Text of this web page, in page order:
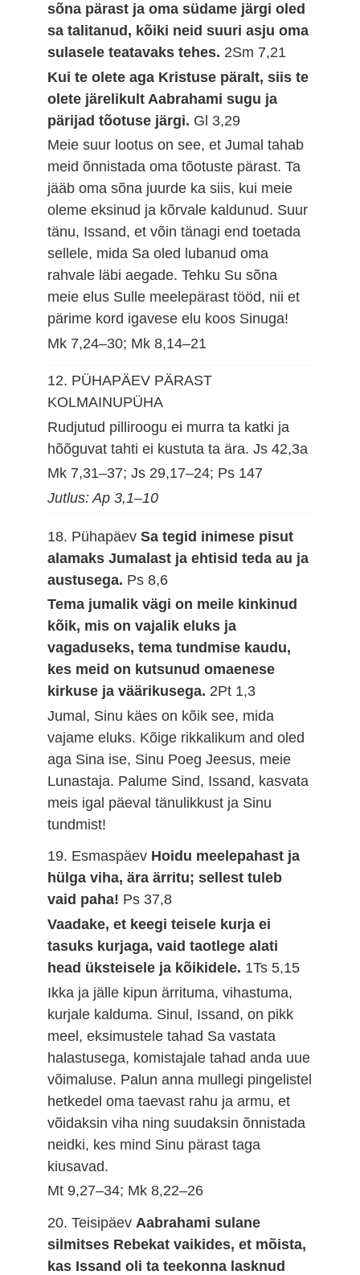
sõna pärast ja oma südame järgi oled
sa talitanud, kõiki neid suuri asju oma
sulasele teatavaks tehes. 2Sm 7,21
Kui te olete aga Kristuse päralt, siis te
olete järelikult Aabrahami sugu ja
pärijad tõotuse järgi. Gl 3,29
Meie suur lootus on see, et Jumal tahab
meid õnnistada oma tõotuste pärast. Ta
jääb oma sõna juurde ka siis, kui meie
oleme eksinud ja kõrvale kaldunud. Suur
tänu, Issand, et võin tänagi end toetada
sellele, mida Sa oled lubanud oma
rahvale läbi aegade. Tehku Su sõna
meie elus Sulle meelepärast tööd, nii et
pärime kord igavese elu koos Sinuga!
Mk 7,24–30; Mk 8,14–21
12. PÜHAPÄEV PÄRAST
KOLMAINUPÜHA
Rudjutud pilliroogu ei murra ta katki ja
hõõguvat tahti ei kustuta ta ära.Js 42,3a
Mk 7,31–37; Js 29,17–24; Ps 147
Jutlus: Ap 3,1–10
18. PühapäevSa tegid inimese pisut
alamaks Jumalast ja ehtisid teda au ja
austusega. Ps 8,6
Tema jumalik vägi on meile kinkinud
kõik, mis on vajalik eluks ja
vagaduseks, tema tundmise kaudu,
kes meid on kutsunud omaenese
kirkuse ja väärikusega. 2Pt 1,3
Jumal, Sinu käes on kõik see, mida
vajame eluks. Kõige rikkalikum and oled
aga Sina ise, Sinu Poeg Jeesus, meie
Lunastaja. Palume Sind, Issand, kasvata
meis igal päeval tänulikkust ja Sinu
tundmist!
19. Esmaspäev Hoidu meelepahast ja
hülga viha, ära ärritu; sellest tuleb
vaid paha! Ps 37,8
Vaadake, et keegi teisele kurja ei
tasuks kurjaga, vaid taotlege alati
head üksteisele ja kõikidele. 1Ts 5,15
Ikka ja jälle kipun ärrituma, vihastuma,
kurjale kalduma. Sinul, Issand, on pikk
meel, eksimustele tahad Sa vastata
halastusega, komistajale tahad anda uue
võimaluse. Palun anna mullegi pingelistel
hetkedel oma taevast rahu ja armu, et
võidaksin viha ning suudaksin õnnistada
neidki, kes mind Sinu pärast taga
kiusavad.
Mt 9,27–34; Mk 8,22–26
20. Teisipäev Aabrahami sulane
silmitses Rebekat vaikides, et mõista,
kas Issand oli ta teekonna lasknud